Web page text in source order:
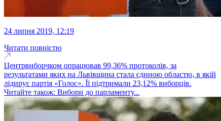
24 липня 2019, 12:19
Читати повністю
Центрвиборчком опрацював 99,36% протоколів, за
результатами яких на Львівщина стала єдиною областю, в якій
лідирує партія «Голос». Її підтримали 23,12% виборців.
Читайте також: Вибори до парламенту...